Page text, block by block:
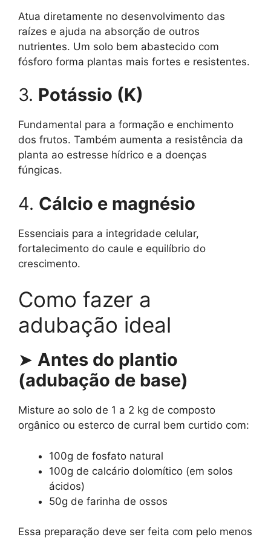
Atua diretamente no desenvolvimento das
raízes e ajuda na absorção de outros
nutrientes. Um solo bem abastecido com
fósforo forma plantas mais fortes e resistentes.
3. Potássio (K)
Fundamental para a formação e enchimento
dos frutos. Também aumenta a resistência da
planta ao estresse hídrico e a doenças
fúngicas.
4. Cálcio e magnésio
Essenciais para a integridade celular,
fortalecimento do caule e equilíbrio do
crescimento.
Como fazer a
adubação ideal
➤ Antes do plantio
(adubação de base)
Misture ao solo de 1 a 2 kg de composto
orgânico ou esterco de curral bem curtido com:
100g de fosfato natural
100g de calcário dolomítico (em solos
ácidos)
50g de farinha de ossos
Essa preparação deve ser feita com pelo menos